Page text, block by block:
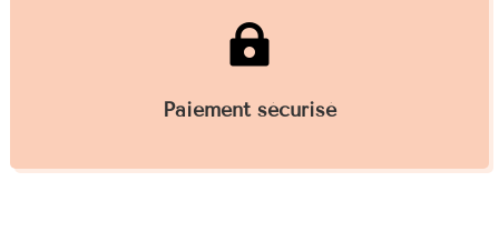

Paiement sécurisé